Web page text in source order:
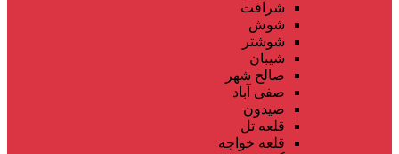
شرافت
شوش
شوشتر
شیبان
صالح شهر
صفی آباد
صیدون
قلعه تل
قلعه خواجه